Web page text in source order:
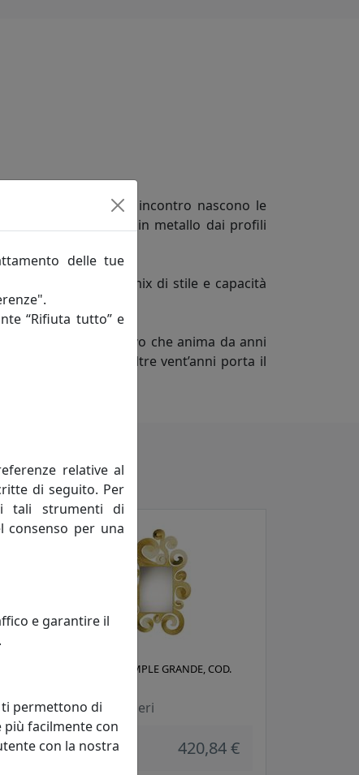
e dal loro incontro nascono le
di oggetti in metallo dai profili
Italia.
grazie a quel mix di stile e capacità
dello spirito creativo che anima da anni
Pizzi, che da oltre vent’anni porta il
collezione.
SPECCHIO TEMPLE GRANDE, COD.
Arti e Mestieri
420,84 €
delle tue
“Rifiuta tutto” e
relative al
di seguito. Per
tali strumenti di
consenso per una
e garantire il
permettono di
facilmente con
con la nostra